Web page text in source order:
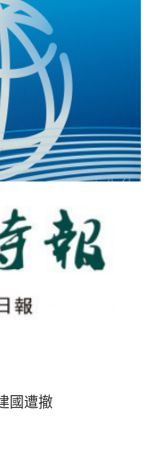
國遭撤